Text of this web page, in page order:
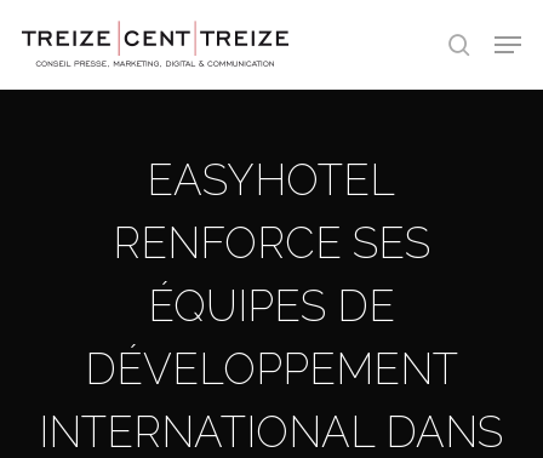
search
EASYHOTEL
RENFORCE SES
ÉQUIPES DE
DÉVELOPPEMENT
INTERNATIONAL DANS